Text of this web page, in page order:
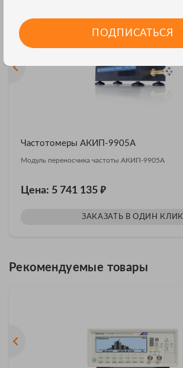
Частотомеры АКИП-9905А
Модуль переносчика частоты АКИП-9905А
Цена: 5 741 135 ₽
ЗАКАЗАТЬ В ОДИН КЛИК
Рекомендуемые товары
ПОДПИСАТЬСЯ